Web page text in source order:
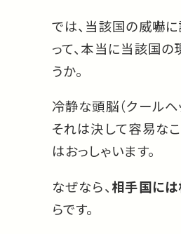
では、当該国の威嚇
って、本当に当該国
うか。
冷静な頭脳（クールヘ
それは決して容易な
はおっしゃいます。
なぜなら、 相手国に
らです。